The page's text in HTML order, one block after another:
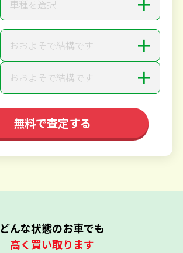
車種を選択
おおよそで結構です ＋
おおよそで結構です ＋
無料で査定する
どんな状態のお車でも
高く買い取ります